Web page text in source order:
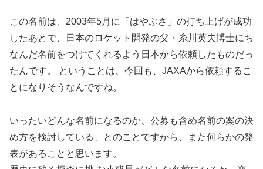
この名前は、2003年5月に「はやぶさ」の打ち上げが成功
したあとで、日本のロケット開発の父・糸川英夫博士にち
なんだ名前をつけてくれるよう日本から依頼したものだっ
たんです。 ということは、今回も、JAXAから依頼するこ
とになりそうなんですね。
いったいどんな名前になるのか、公募も含め名前の案の決
め方を検討している、とのことですから、また何らかの発
表があることと思います。